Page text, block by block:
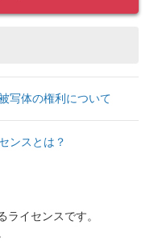
写体の権利について
ンスとは？
イセンスです。